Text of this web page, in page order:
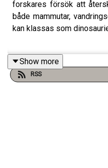
forskares försök att
både mammutar,
kan klassas som
Programledare: Fritte
Show more
RSS